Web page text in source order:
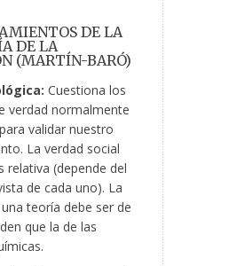
DE LA
DE LA
(MARTÍN-BARÓ)
Cuestiona los
verdad normalmente
validar nuestro
La verdad social
relativa (depende del
de cada uno). La
teoría debe ser de
que la de las